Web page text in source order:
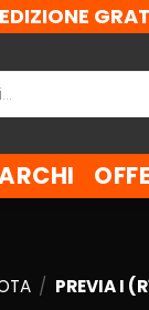
/ PREVIA I